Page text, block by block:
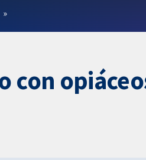
con